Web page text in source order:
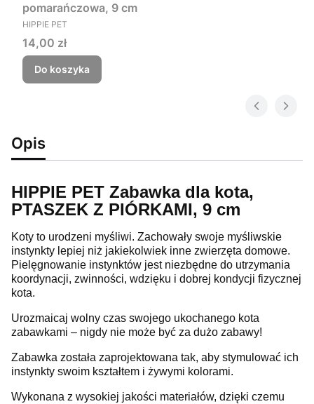
pomarańczowa, 9 cm
PRODUCENT
HIPPIE PET
Cena
14,00 zł
Do koszyka
Opis
HIPPIE PET Zabawka dla kota,
PTASZEK Z PIÓRKAMI, 9 cm
Koty to urodzeni myśliwi. Zachowały swoje myśliwskie
instynkty lepiej niż jakiekolwiek inne zwierzęta domowe.
Pielęgnowanie instynktów jest niezbędne do utrzymania
koordynacji, zwinności, wdzięku i dobrej kondycji fizycznej
kota.
Urozmaicaj wolny czas swojego ukochanego kota
zabawkami – nigdy nie może być za dużo zabawy!
Zabawka została zaprojektowana tak, aby stymulować ich
instynkty swoim kształtem i żywymi kolorami.
Wykonana z wysokiej jakości materiałów, dzięki czemu